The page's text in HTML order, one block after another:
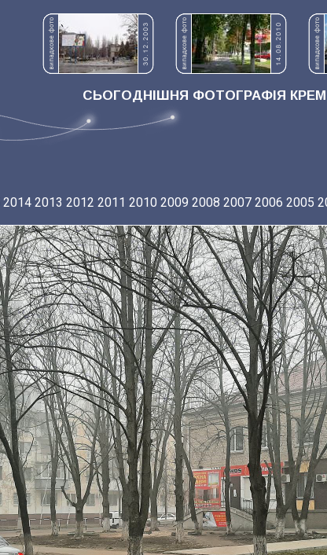
СЬОГОДНІШНЯ ФОТОГРАФІЯ
2014 2013 2012 2011 2010 2009 2008 2007 2006 2005